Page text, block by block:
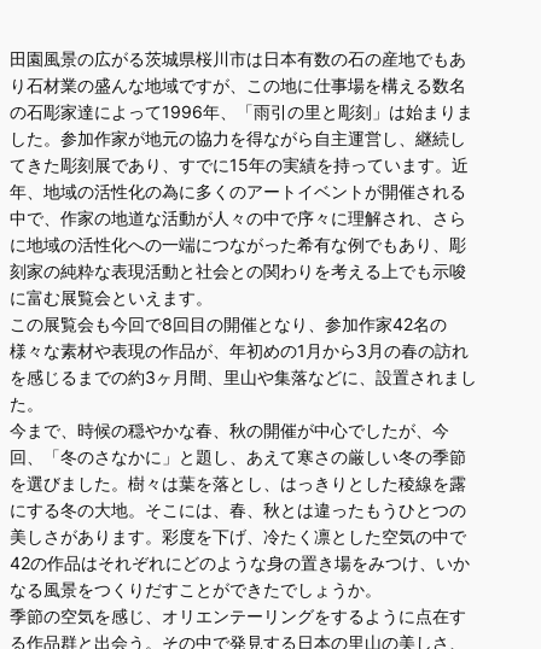
田園風景の広がる茨城県桜川市は日本有数の石の産地でもあ
り石材業の盛んな地域ですが、この地に仕事場を構える数名
の石彫家達によって1996年、「雨引の里と彫刻」は始まりま
した。参加作家が地元の協力を得ながら自主運営し、継続し
てきた彫刻展であり、すでに15年の実績を持っています。近
年、地域の活性化の為に多くのアートイベントが開催される
中で、作家の地道な活動が人々の中で序々に理解され、さら
に地域の活性化への一端につながった希有な例でもあり、彫
刻家の純粋な表現活動と社会との関わりを考える上でも示唆
に富む展覧会といえます。
この展覧会も今回で8回目の開催となり、参加作家42名の
様々な素材や表現の作品が、年初めの1月から3月の春の訪れ
を感じるまでの約3ヶ月間、里山や集落などに、設置されまし
た。
今まで、時候の穏やかな春、秋の開催が中心でしたが、今
回、「冬のさなかに」と題し、あえて寒さの厳しい冬の季節
を選びました。樹々は葉を落とし、はっきりとした稜線を露
にする冬の大地。そこには、春、秋とは違ったもうひとつの
美しさがあります。彩度を下げ、冷たく凛とした空気の中で
42の作品はそれぞれにどのような身の置き場をみつけ、いか
なる風景をつくりだすことができたでしょうか。
季節の空気を感じ、オリエンテーリングをするように点在す
る作品群と出会う。その中で発見する日本の里山の美しさ、